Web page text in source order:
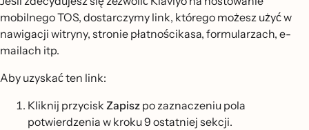
mobilnego TOS, dostarczymy link, którego możesz użyć w
nawigacji witryny, stronie płatnościkasa, formularzach, e-
mailach itp.
Aby uzyskać ten link:
Kliknij przycisk Zapisz po zaznaczeniu pola
potwierdzenia w kroku 9 ostatniej sekcji.